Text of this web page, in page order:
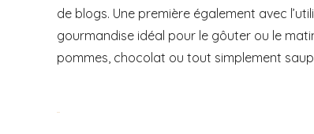
de blogs. Une première également avec
gourmandise idéal pour le gôuter ou le
pommes, chocolat ou tout simplement